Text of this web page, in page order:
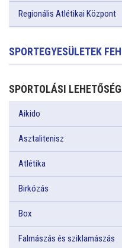
Regionális Atlétikai Központ
SPORTEGYESÜLETEK
SPORTOLÁSI
Aikido
Asztalitenisz
Atlétika
Birkózás
Box
Falmászás és sziklamászás